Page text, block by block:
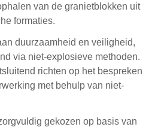
van de granietblokken uit
formaties.
duurzaamheid en veiligheid,
via niet-explosieve methoden.
richten op het bespreken
met behulp van niet-
gekozen op basis van